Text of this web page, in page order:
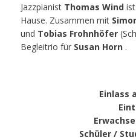
Jazzpianist Thomas Wind
Hause. Zusammen mit
und Tobias Frohnhöfer
Begleitrio für Susan Horn .
Einlass
Schüler /